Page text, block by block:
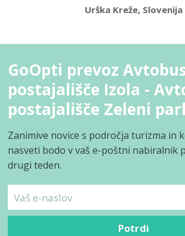
Urška Kreže, Slovenija
GoOpti prevoz
postajališče Izola -
postajališče Zeleni
Zanimive novice s področja turizma in
nasveti bodo v vaš e-poštni nabiralnik
drugi teden.
Potrdi